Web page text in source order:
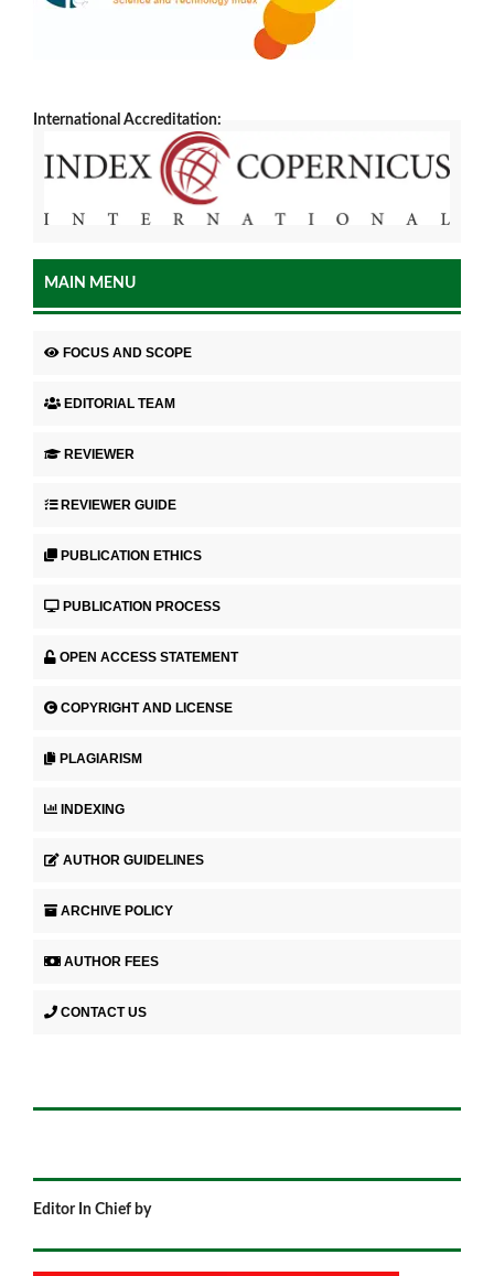
International Accreditation:
MAIN MENU
FOCUS AND SCOPE
EDITORIAL TEAM
REVIEWER
REVIEWER GUIDE
PUBLICATION ETHICS
PUBLICATION PROCESS
OPEN ACCESS STATEMENT
COPYRIGHT AND LICENSE
PLAGIARISM
INDEXING
AUTHOR GUIDELINES
ARCHIVE POLICY
AUTHOR FEES
CONTACT US
Editor In Chief by